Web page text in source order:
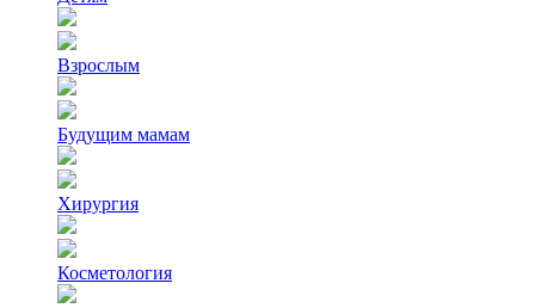
Взрослым
Будущим мамам
Хирургия
Косметология